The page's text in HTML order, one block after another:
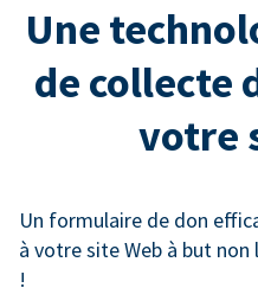
Une
de collecte
votre
Un formulaire de don
à votre site Web à but
!